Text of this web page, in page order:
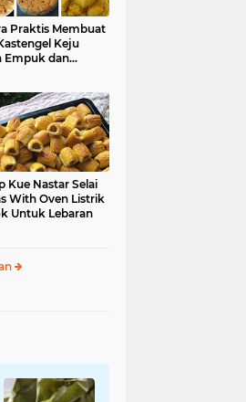
Praktis Membuat
Keju
Empuk dan
Kue Nastar Selai
With Oven Listrik
Untuk Lebaran